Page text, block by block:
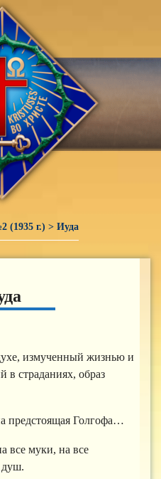
(1935 г.) > Иуда
измученный жизнью и
страданиях, образ
предстоящая Голгофа…
все муки, на все
душ.